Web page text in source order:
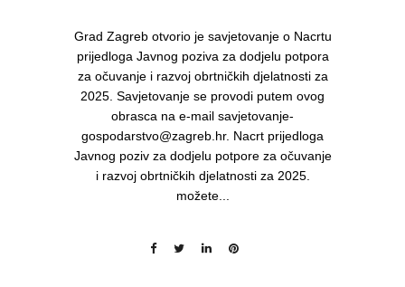
Grad Zagreb otvorio je savjetovanje o Nacrtu
prijedloga Javnog poziva za dodjelu potpora
za očuvanje i razvoj obrtničkih djelatnosti za
2025. Savjetovanje se provodi putem ovog
obrasca na e-mail savjetovanje-
gospodarstvo@zagreb.hr. Nacrt prijedloga
Javnog poziv za dodjelu potpore za očuvanje
i razvoj obrtničkih djelatnosti za 2025.
možete...